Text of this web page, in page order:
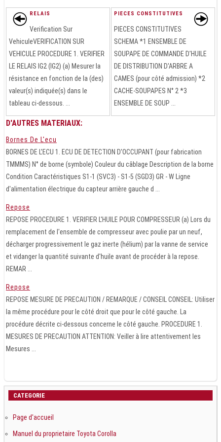
RELAIS
Verification Sur
VehiculeVERIFICATION SUR
VEHICULE PROCEDURE 1. VERIFIER
LE RELAIS IG2 (IG2) (a) Mesurer la
résistance en fonction de la (des)
valeur(s) indiquée(s) dans le
tableau ci-dessous. ...
PIECES CONSTITUTIVES
PIECES CONSTITUTIVES
SCHEMA *1 ENSEMBLE DE
SOUPAPE DE COMMANDE D'HUILE
DE DISTRIBUTION D'ARBRE A
CAMES (pour côté admission) *2
CACHE-SOUPAPES N° 2 *3
ENSEMBLE DE SOUP ...
D'AUTRES MATERIAUX:
Bornes De L'ecu
BORNES DE L'ECU 1. ECU DE DETECTION D'OCCUPANT (pour fabrication
TMMMS) N° de borne (symbole) Couleur du câblage Description de la borne
Condition Caractéristiques S1-1 (SVC3) - S1-5 (SGD3) GR - W Ligne
d'alimentation électrique du capteur arrière gauche d ...
Repose
REPOSE PROCEDURE 1. VERIFIER L'HUILE POUR COMPRESSEUR (a) Lors du
remplacement de l'ensemble de compresseur avec poulie par un neuf,
décharger progressivement le gaz inerte (hélium) par la vanne de service
et vidanger la quantité suivante d'huile avant de procéder à la repose.
REMAR ...
Repose
REPOSE MESURE DE PRECAUTION / REMARQUE / CONSEIL CONSEIL: Utiliser
la même procédure pour le côté droit que pour le côté gauche. La
procédure décrite ci-dessous concerne le côté gauche. PROCEDURE 1.
MESURES DE PRECAUTION ATTENTION: Veiller à lire attentivement les
Mesures ...
CATEGORIE
Page d'accueil
Manuel du proprietaire Toyota Corolla